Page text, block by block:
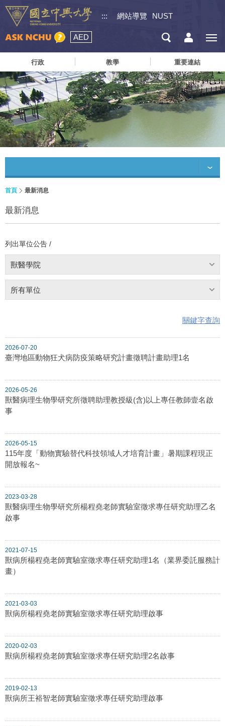
::: 網站導覽 NUST
AED
行政 教學 重要連結
首頁 最新消息
最新消息
列出單位公告 /
獸醫學院
所有單位
關鍵字查詢
2026-07-20
臺灣地區動物狂犬病防疫策略研究計畫徵聘計畫助理1名
2026-05-26
獸醫病理生物學研究所徵聘助理教授級(含)以上專任教師壹名啟
事
2026-05-15
115年度「動物實驗替代科技領域人才培育計畫」暑期課程現正
開放報名~
2023-03-28
獸醫病理生物學研究所楊程堯老師實驗室徵求專任研究助理乙名
啟事
2021-07-15
獸病所楊程堯老師實驗室徵求專任研究助理1名（業界委託服務計
畫）
2021-03-03
獸病所楊程堯老師實驗室徵求專任研究助理啟事
2020-02-03
獸病所楊程堯老師實驗室徵求專任研究助理2名啟事
2019-02-13
獸病所王裕智老師實驗室徵求專任研究助理啟事